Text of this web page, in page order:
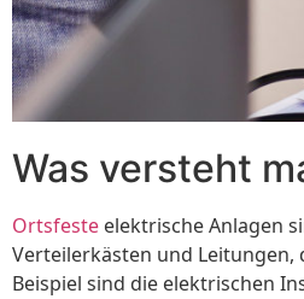
Was versteht
Ortsfeste elektrische Anlagen
Verteilerkästen und Leitungen,
Beispiel sind die elektrischen